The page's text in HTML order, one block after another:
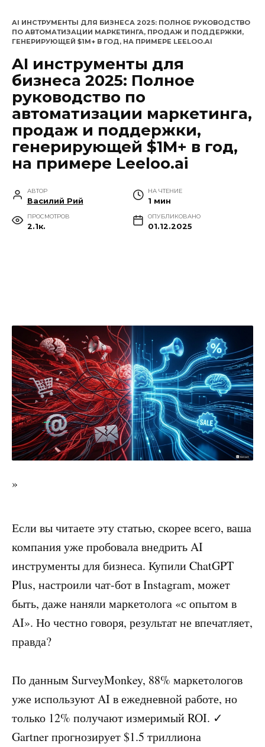
содержанию
AI ИНСТРУМЕНТЫ ДЛЯ БИЗНЕСА 2025: ПОЛНОЕ РУКОВОДСТВО
ПО АВТОМАТИЗАЦИИ МАРКЕТИНГА, ПРОДАЖ И ПОДДЕРЖКИ,
ГЕНЕРИРУЮЩЕЙ $1M+ В ГОД, НА ПРИМЕРЕ LEELOO.AI
AI инструменты для
бизнеса 2025: Полное
руководство по
автоматизации маркетинга,
продаж и поддержки,
генерирующей $1M+ в год,
на примере Leeloo.ai
АВТОР
Василий Рий
НА ЧТЕНИЕ
1 мин
ПРОСМОТРОВ
2.1к.
ОПУБЛИКОВАНО
01.12.2025
»
Если вы читаете эту статью, скорее всего, ваша
компания уже пробовала внедрить AI
инструменты для бизнеса. Купили ChatGPT
Plus, настроили чат-бот в Instagram, может
быть, даже наняли маркетолога «с опытом в
AI». Но честно говоря, результат не впечатляет,
правда?
По данным SurveyMonkey, 88% маркетологов
уже используют AI в ежедневной работе, но
только 12% получают измеримый ROI. ✓
Gartner прогнозирует $1.5 триллиона